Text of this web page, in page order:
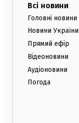
Всі новини
Головні новини
Новини України
Прямий ефір
Відеоновини
Аудіоновини
Погода